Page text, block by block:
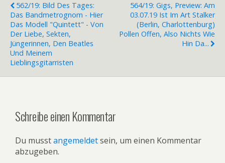
562/19: Bild Des Tages:
Das Bandmetrognom - Hier
Das Modell "Quintett" - Von
Der Liebe, Sekten,
Jüngerinnen, Den Beatles
Und Meinem
Lieblingsgitarristen
564/19: Gigs, Preview: Am
03.07.19 Ist Im Art Stalker
(Berlin, Charlottenburg)
Pollen Offen, Also Nichts Wie
Hin Da...
Schreibe einen Kommentar
Du musstangemeldetsein, um einen Kommentar
abzugeben.